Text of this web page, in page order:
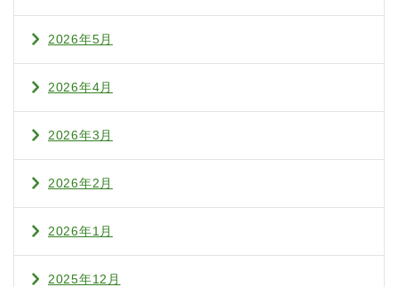
2026年5月
2026年4月
2026年3月
2026年2月
2026年1月
2025年12月